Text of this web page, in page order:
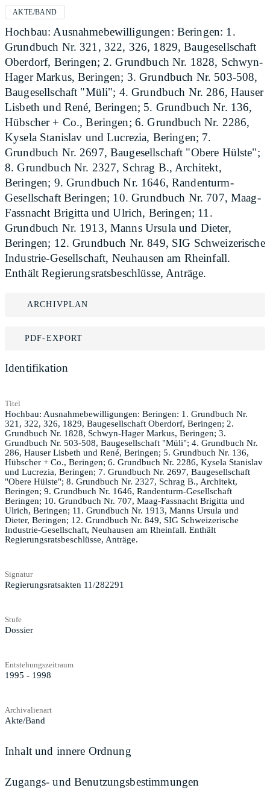
AKTE/BAND
Hochbau: Ausnahmebewilligungen: Beringen: 1.
Grundbuch Nr. 321, 322, 326, 1829, Baugesellschaft
Oberdorf, Beringen; 2. Grundbuch Nr. 1828, Schwyn-
Hager Markus, Beringen; 3. Grundbuch Nr. 503-508,
Baugesellschaft "Müli"; 4. Grundbuch Nr. 286, Hauser
Lisbeth und René, Beringen; 5. Grundbuch Nr. 136,
Hübscher + Co., Beringen; 6. Grundbuch Nr. 2286,
Kysela Stanislav und Lucrezia, Beringen; 7.
Grundbuch Nr. 2697, Baugesellschaft "Obere Hülste";
8. Grundbuch Nr. 2327, Schrag B., Architekt,
Beringen; 9. Grundbuch Nr. 1646, Randenturm-
Gesellschaft Beringen; 10. Grundbuch Nr. 707, Maag-
Fassnacht Brigitta und Ulrich, Beringen; 11.
Grundbuch Nr. 1913, Manns Ursula und Dieter,
Beringen; 12. Grundbuch Nr. 849, SIG Schweizerische
Industrie-Gesellschaft, Neuhausen am Rheinfall.
Enthält Regierungsratsbeschlüsse, Anträge.
ARCHIVPLAN
PDF-EXPORT
Identifikation
Titel
Hochbau: Ausnahmebewilligungen: Beringen: 1. Grundbuch Nr.
321, 322, 326, 1829, Baugesellschaft Oberdorf, Beringen; 2.
Grundbuch Nr. 1828, Schwyn-Hager Markus, Beringen; 3.
Grundbuch Nr. 503-508, Baugesellschaft "Müli"; 4. Grundbuch Nr.
286, Hauser Lisbeth und René, Beringen; 5. Grundbuch Nr. 136,
Hübscher + Co., Beringen; 6. Grundbuch Nr. 2286, Kysela Stanislav
und Lucrezia, Beringen; 7. Grundbuch Nr. 2697, Baugesellschaft
"Obere Hülste"; 8. Grundbuch Nr. 2327, Schrag B., Architekt,
Beringen; 9. Grundbuch Nr. 1646, Randenturm-Gesellschaft
Beringen; 10. Grundbuch Nr. 707, Maag-Fassnacht Brigitta und
Ulrich, Beringen; 11. Grundbuch Nr. 1913, Manns Ursula und
Dieter, Beringen; 12. Grundbuch Nr. 849, SIG Schweizerische
Industrie-Gesellschaft, Neuhausen am Rheinfall. Enthält
Regierungsratsbeschlüsse, Anträge.
Signatur
Regierungsratsakten 11/282291
Stufe
Dossier
Entstehungszeitraum
1995 - 1998
Archivalienart
Akte/Band
Inhalt und innere Ordnung
Zugangs- und Benutzungsbestimmungen